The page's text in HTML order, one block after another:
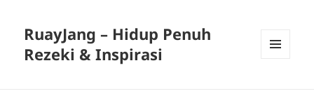
RuayJang – Hidup Penuh
Rezeki & Inspirasi